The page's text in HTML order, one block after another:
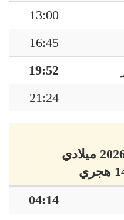
13:00
16:45
19:52
21:24
04:14